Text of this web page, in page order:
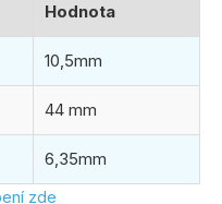
Hodnota
10,5mm
44 mm
6,35mm
zde